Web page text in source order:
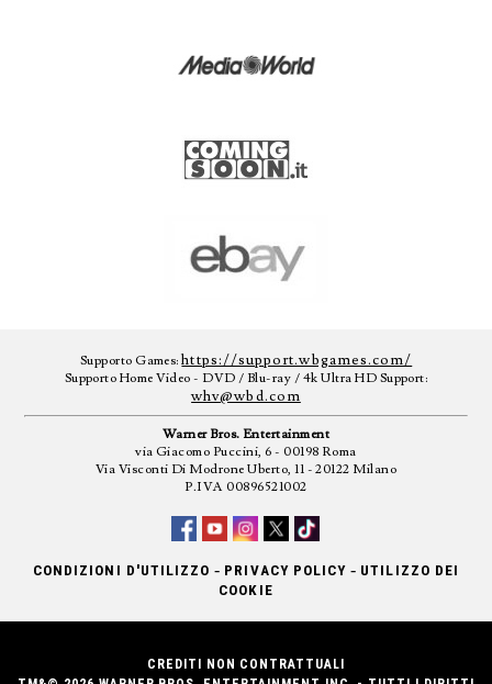
Supporto Games:https://support.wbgames.com/
Supporto Home Video - DVD / Blu-ray / 4k Ultra HD Support:
whv@wbd.com
Warner Bros. Entertainment
via Giacomo Puccini, 6 - 00198 Roma
Via Visconti Di Modrone Uberto, 11 - 20122 Milano
P.IVA 00896521002
CONDIZIONI D'UTILIZZO - PRIVACY POLICY - UTILIZZO DEI
COOKIE
CREDITI NON CONTRATTUALI